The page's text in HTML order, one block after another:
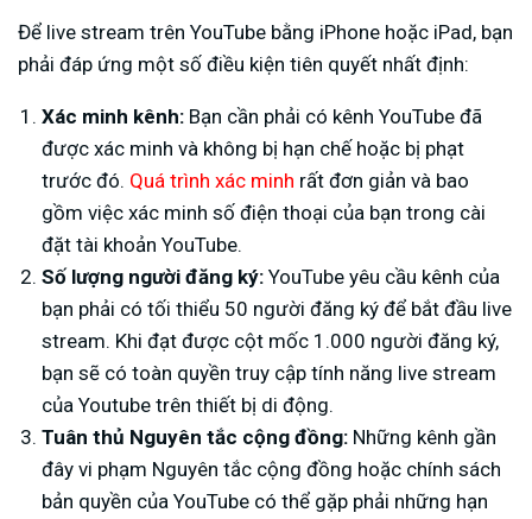
Để live stream trên YouTube bằng iPhone hoặc iPad, bạn
phải đáp ứng một số điều kiện tiên quyết nhất định:
Xác minh kênh: Bạn cần phải có kênh YouTube đã
được xác minh và không bị hạn chế hoặc bị phạt
trước đó. Quá trình xác minh rất đơn giản và bao
gồm việc xác minh số điện thoại của bạn trong cài
đặt tài khoản YouTube.
Số lượng người đăng ký: YouTube yêu cầu kênh của
bạn phải có tối thiểu 50 người đăng ký để bắt đầu live
stream. Khi đạt được cột mốc 1.000 người đăng ký,
bạn sẽ có toàn quyền truy cập tính năng live stream
của Youtube trên thiết bị di động.
Tuân thủ Nguyên tắc cộng đồng: Những kênh gần
đây vi phạm Nguyên tắc cộng đồng hoặc chính sách
bản quyền của YouTube có thể gặp phải những hạn